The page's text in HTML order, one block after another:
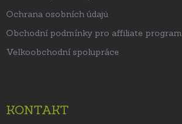
Ochrana osobních údajů
Obchodní podmínky pro affiliate program
Velkoobchodní spolupráce
KONTAKT